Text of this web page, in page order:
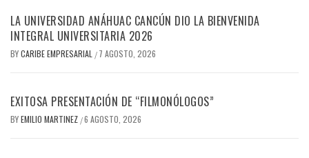
LA UNIVERSIDAD ANÁHUAC CANCÚN DIO LA BIENVENIDA
INTEGRAL UNIVERSITARIA 2026
BYCARIBE EMPRESARIAL / 7 AGOSTO, 2026
EXITOSA PRESENTACIÓN DE “FILMONÓLOGOS”
BYEMILIO MARTINEZ /6 AGOSTO, 2026